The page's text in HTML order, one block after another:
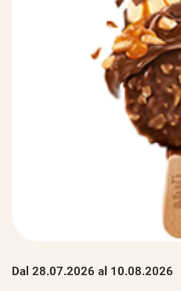
Dal 28.07.2026 al 10.08.2026